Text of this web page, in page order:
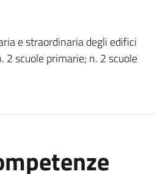
e straordinaria degli edifici
2 scuole primarie; n. 2 scuole